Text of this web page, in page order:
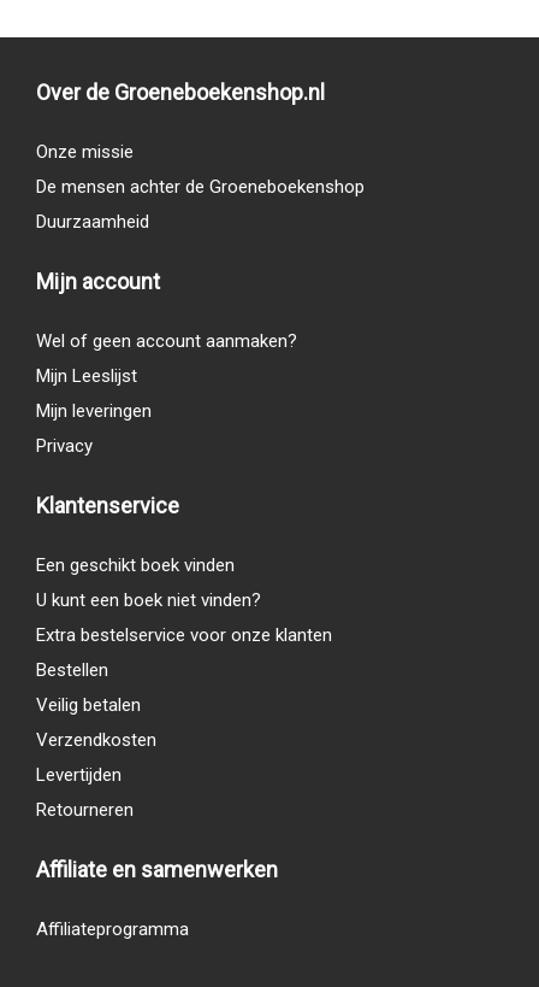
Over de Groeneboekenshop.nl
Onze missie
De mensen achter de Groeneboekenshop
Duurzaamheid
Mijn account
Wel of geen account aanmaken?
Mijn Leeslijst
Mijn leveringen
Privacy
Klantenservice
Een geschikt boek vinden
U kunt een boek niet vinden?
Extra bestelservice voor onze klanten
Bestellen
Veilig betalen
Verzendkosten
Levertijden
Retourneren
Affiliate en samenwerken
Affiliateprogramma